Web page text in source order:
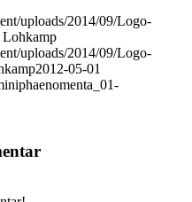
uploads/2014/09/Logo-
Lohkamp
uploads/2014/09/Logo-
2012-05-01